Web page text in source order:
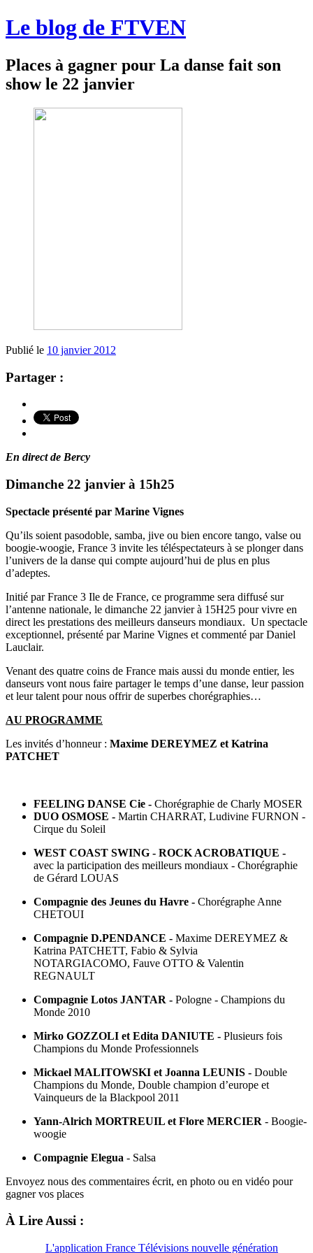
Le blog de FTVEN
Places à gagner pour La danse fait son
show le 22 janvier
Publié le 10 janvier 2012
Partager :
En direct de Bercy
Dimanche 22 janvier à 15h25
Spectacle présenté par Marine Vignes
Qu’ils soient pasodoble, samba, jive ou bien encore tango, valse ou
boogie-woogie, France 3 invite les téléspectateurs à se plonger dans
l’univers de la danse qui compte aujourd’hui de plus en plus
d’adeptes.
Initié par France 3 Ile de France, ce programme sera diffusé sur
l’antenne nationale, le dimanche 22 janvier à 15H25 pour vivre en
direct les prestations des meilleurs danseurs mondiaux. Un spectacle
exceptionnel, présenté par Marine Vignes et commenté par Daniel
Lauclair.
Venant des quatre coins de France mais aussi du monde entier, les
danseurs vont nous faire partager le temps d’une danse, leur passion
et leur talent pour nous offrir de superbes chorégraphies…
AU PROGRAMME
Les invités d’honneur : Maxime DEREYMEZ et Katrina
PATCHET
FEELING DANSE Cie - Chorégraphie de Charly MOSER
DUO OSMOSE - Martin CHARRAT, Ludivine FURNON -
Cirque du Soleil
WEST COAST SWING - ROCK ACROBATIQUE -
avec la participation des meilleurs mondiaux - Chorégraphie
de Gérard LOUAS
Compagnie des Jeunes du Havre - Chorégraphe Anne
CHETOUI
Compagnie D.PENDANCE - Maxime DEREYMEZ &
Katrina PATCHETT, Fabio & Sylvia
NOTARGIACOMO, Fauve OTTO & Valentin
REGNAULT
Compagnie Lotos JANTAR - Pologne - Champions du
Monde 2010
Mirko GOZZOLI et Edita DANIUTE - Plusieurs fois
Champions du Monde Professionnels
Mickael MALITOWSKI et Joanna LEUNIS - Double
Champions du Monde, Double champion d’europe et
Vainqueurs de la Blackpool 2011
Yann-Alrich MORTREUIL et Flore MERCIER - Boogie-
woogie
Compagnie Elegua - Salsa
Envoyez nous des commentaires écrit, en photo ou en vidéo pour
gagner vos places
À Lire Aussi :
L'application France Télévisions nouvelle génération